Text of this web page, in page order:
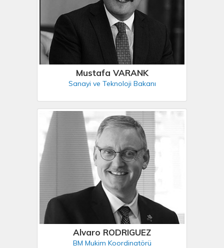
Mustafa VARANK
Sanayi ve Teknoloji Bakanı
Alvaro RODRIGUEZ
BM Mukim Koordinatörü